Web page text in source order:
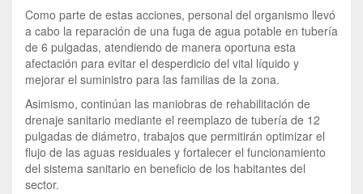
Como parte de estas acciones, personal del organismo llevó
a cabo la reparación de una fuga de agua potable en tubería
de 6 pulgadas, atendiendo de manera oportuna esta
afectación para evitar el desperdicio del vital líquido y
mejorar el suministro para las familias de la zona.
Asimismo, continúan las maniobras de rehabilitación de
drenaje sanitario mediante el reemplazo de tubería de 12
pulgadas de diámetro, trabajos que permitirán optimizar el
flujo de las aguas residuales y fortalecer el funcionamiento
del sistema sanitario en beneficio de los habitantes del
sector.